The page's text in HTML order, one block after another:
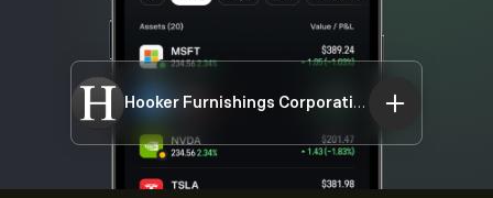
Hooker Furnishings Corporation HOFT